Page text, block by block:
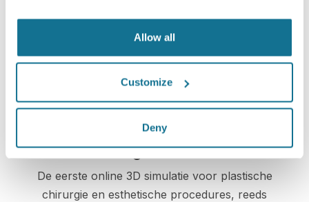
Allow all
Customize
Deny
informatie is beveiligd en prive.
High-Tech
De eerste online 3D simulatie voor plastische
chirurgie en esthetische procedures, reeds